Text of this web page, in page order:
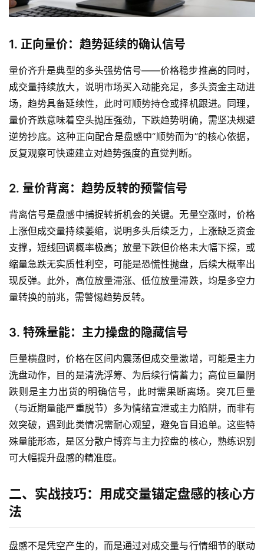
1. 正向量价：趋势延续的确认信号
量价齐升是典型的多头强势信号——价格稳步推高的同时，
成交量持续放大，说明市场买入动能充足，多头资金主动进
场，趋势具备延续性，此时可顺势持仓或择机跟进。同理，
量价齐跌意味着空头抛压强劲，下跌趋势明确，需坚决规避
逆势抄底。这种正向配合是盘感中“顺势而为”的核心依据，
反复观察可快速建立对趋势强度的直觉判断。
2. 量价背离：趋势反转的预警信号
背离信号是盘感中捕捉转折机会的关键。无量空涨时，价格
上涨但成交量持续萎缩，说明多头后续乏力，上涨缺乏资金
支撑，短线回调概率极高；放量下跌但价格未大幅下探，或
缩量急跌无实质性利空，可能是恐慌性抛盘，后续大概率出
现反弹。此外，高位放量滞涨、低位放量滞跌，均是多空力
量转换的前兆，需警惕趋势反转。
3. 特殊量能：主力操盘的隐藏信号
巨量横盘时，价格在区间内震荡但成交量激增，可能是主力
洗盘动作，目的是清洗浮筹、为后续行情蓄力；高位巨量阴
跌则是主力出货的明确信号，此时需果断离场。突兀巨量
（与近期量能严重脱节）多为情绪宣泄或主力陷阱，而非有
效突破，遇到此类情况需耐心观望，避免盲目追单。这些特
殊量能形态，是区分散户博弈与主力控盘的核心，熟练识别
可大幅提升盘感的精准度。
二、实战技巧：用成交量锚定盘感的核心方
法
盘感不是凭空产生的，而是通过对成交量与行情细节的联动